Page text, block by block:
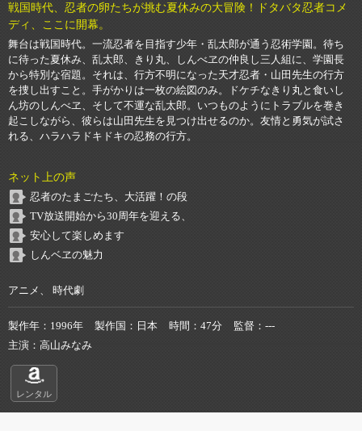
戦国時代、忍者の卵たちが挑む夏休みの大冒険！ドタバタ忍者コメ
ディ、ここに開幕。
舞台は戦国時代。一流忍者を目指す少年・乱太郎が通う忍術学園。待ち
に待った夏休み、乱太郎、きり丸、しんべヱの仲良し三人組に、学園長
から特別な宿題。それは、行方不明になった天才忍者・山田先生の行方
を捜し出すこと。手がかりは一枚の絵図のみ。ドケチなきり丸と食いし
ん坊のしんべヱ、そして不運な乱太郎。いつものようにトラブルを巻き
起こしながら、彼らは山田先生を見つけ出せるのか。友情と勇気が試さ
れる、ハラハラドキドキの忍務の行方。
ネット上の声
忍者のたまごたち、大活躍！の段
TV放送開始から30周年を迎える、
安心して楽しめます
しんベヱの魅力
アニメ、 時代劇
製作年 1996年 製作国 日本 時間 47分 監督
---
主演
高山みなみ
レンタル